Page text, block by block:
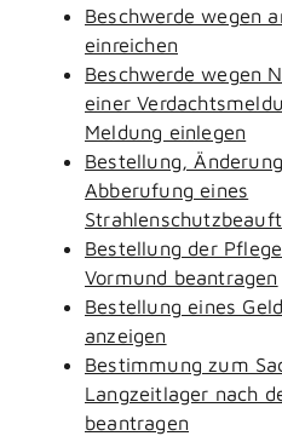
Beschwerde wegen
einreichen
Beschwerde wegen
einer
Meldung einlegen
Bestellung,
Abberufung eines
Bestellung der
Vormund beantragen
Bestellung eines
anzeigen
Bestimmung zum
Langzeitlager nach
beantragen